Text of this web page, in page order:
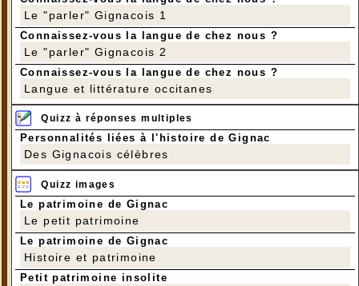
Le "parler" Gignacois 1
Connaissez-vous la langue de chez nous ?
Le "parler" Gignacois 2
Connaissez-vous la langue de chez nous ?
Langue et littérature occitanes
Quizz à réponses multiples
Personnalités liées à l'histoire de Gignac
Des Gignacois célèbres
Quizz images
Le patrimoine de Gignac
Le petit patrimoine
Le patrimoine de Gignac
Histoire et patrimoine
Petit patrimoine insolite